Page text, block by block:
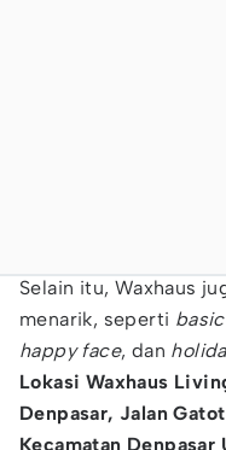
Selain itu, Waxhaus
menarik, seperti
happy face, dan
Lokasi Waxhaus
Denpasar, Jalan
Kecamatan Denpasar